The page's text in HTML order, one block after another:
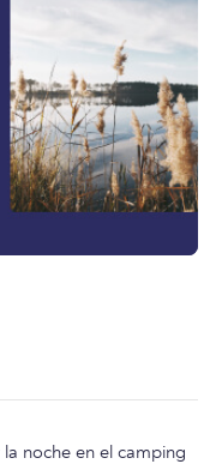
noche en el camping